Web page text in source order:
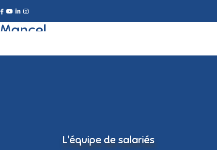
L'équipe de salariés